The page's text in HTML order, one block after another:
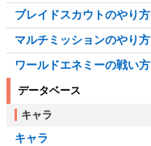
ブレイドスカウトのやり方
マルチミッションのやり方
ワールドエネミーの戦い方
データベース
キャラ
キャラ